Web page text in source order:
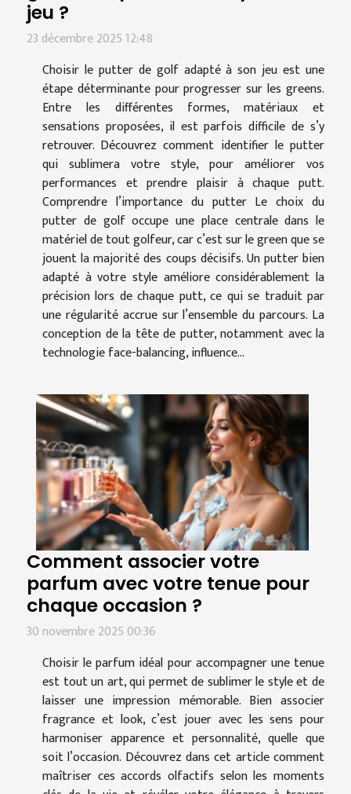
jeu ?
23 décembre 2025 12:48
Choisir le putter de golf adapté à son jeu est une
étape déterminante pour progresser sur les greens.
Entre les différentes formes, matériaux et
sensations proposées, il est parfois difficile de s’y
retrouver. Découvrez comment identifier le putter
qui sublimera votre style, pour améliorer vos
performances et prendre plaisir à chaque putt.
Comprendre l’importance du putter Le choix du
putter de golf occupe une place centrale dans le
matériel de tout golfeur, car c’est sur le green que se
jouent la majorité des coups décisifs. Un putter bien
adapté à votre style améliore considérablement la
précision lors de chaque putt, ce qui se traduit par
une régularité accrue sur l’ensemble du parcours. La
conception de la tête de putter, notamment avec la
technologie face-balancing, influence...
Comment associer votre
parfum avec votre tenue pour
chaque occasion ?
30 novembre 2025 00:36
Choisir le parfum idéal pour accompagner une tenue
est tout un art, qui permet de sublimer le style et de
laisser une impression mémorable. Bien associer
fragrance et look, c’est jouer avec les sens pour
harmoniser apparence et personnalité, quelle que
soit l’occasion. Découvrez dans cet article comment
maîtriser ces accords olfactifs selon les moments